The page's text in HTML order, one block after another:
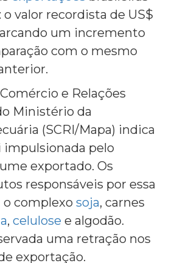
valor recordista de US$
um incremento
com o mesmo
e Relações
Ministério da
(SCRI/Mapa) indica
impulsionada pelo
exportado. Os
responsáveis por essa
o complexo soja, carnes
, celulose e algodão.
uma retração nos
exportação.